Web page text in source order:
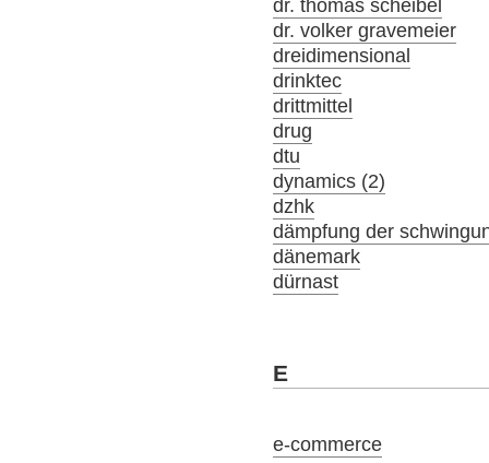
dr. thomas scheibel
dr. volker gravemeier
dreidimensional
drinktec
drittmittel
drug
dtu
dynamics (2)
dzhk
dämpfung der
dänemark
dürnast
E
e-commerce